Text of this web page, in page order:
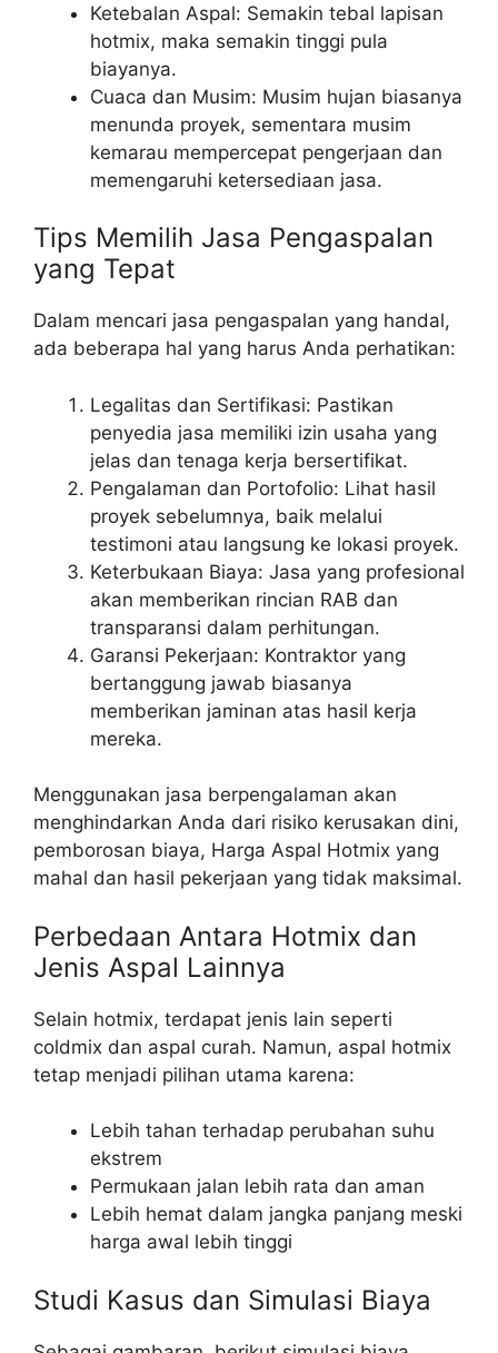
Ketebalan Aspal: Semakin tebal lapisan
hotmix, maka semakin tinggi pula
biayanya.
Cuaca dan Musim: Musim hujan biasanya
menunda proyek, sementara musim
kemarau mempercepat pengerjaan dan
memengaruhi ketersediaan jasa.
Tips Memilih Jasa Pengaspalan
yang Tepat
Dalam mencari jasa pengaspalan yang handal,
ada beberapa hal yang harus Anda perhatikan:
Legalitas dan Sertifikasi: Pastikan
penyedia jasa memiliki izin usaha yang
jelas dan tenaga kerja bersertifikat.
Pengalaman dan Portofolio: Lihat hasil
proyek sebelumnya, baik melalui
testimoni atau langsung ke lokasi proyek.
Keterbukaan Biaya: Jasa yang profesional
akan memberikan rincian RAB dan
transparansi dalam perhitungan.
Garansi Pekerjaan: Kontraktor yang
bertanggung jawab biasanya
memberikan jaminan atas hasil kerja
mereka.
Menggunakan jasa berpengalaman akan
menghindarkan Anda dari risiko kerusakan dini,
pemborosan biaya, Harga Aspal Hotmix yang
mahal dan hasil pekerjaan yang tidak maksimal.
Perbedaan Antara Hotmix dan
Jenis Aspal Lainnya
Selain hotmix, terdapat jenis lain seperti
coldmix dan aspal curah. Namun, aspal hotmix
tetap menjadi pilihan utama karena:
Lebih tahan terhadap perubahan suhu
ekstrem
Permukaan jalan lebih rata dan aman
Lebih hemat dalam jangka panjang meski
harga awal lebih tinggi
Studi Kasus dan Simulasi Biaya